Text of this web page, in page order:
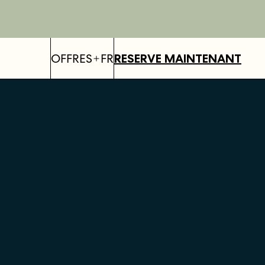
OFFRES FRRESERVE MAINTENANT